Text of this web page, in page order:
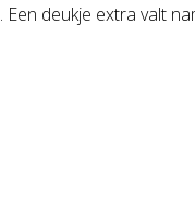
deukje extra valt